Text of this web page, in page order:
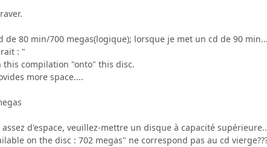
de 80 min/700 megas(logique); lorsque je met un cd de 90
: "
compilation "onto" this disc.
more space....
d'espace, veuillez-mettre un disque à capacité
on the disc : 702 megas" ne correspond pas au cd